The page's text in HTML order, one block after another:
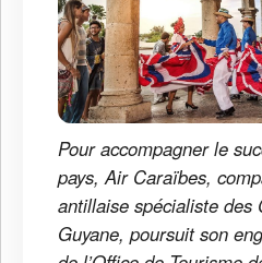
Pour accompagner le
pays, Air Caraïbes,
antillaise spécialiste des
Guyane, poursuit son